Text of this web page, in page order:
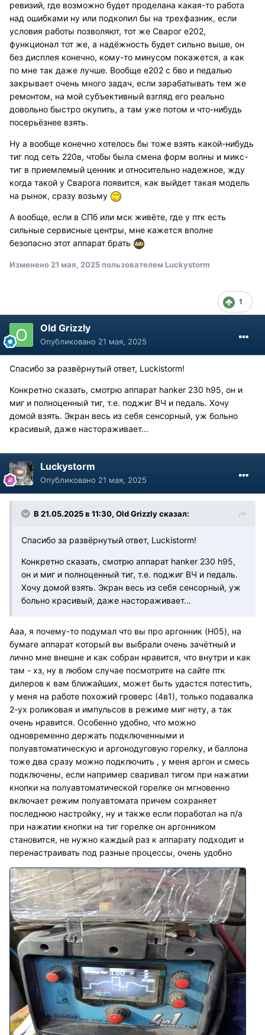
ревизий, где возможно будет проделана какая-то работа
над ошибками ну или подкопил бы на трехфазник, если
условия работы позволяют, тот же Сварог е202,
функционал тот же, а надёжность будет сильно выше, он
без дисплея конечно, кому-то минусом покажется, а как
по мне так даже лучше. Вообще е202 с бво и педалью
закрывает очень много задач, если зарабатывать тем же
ремонтом, на мой субъективный взгляд его реально
довольно быстро окупить, а там уже потом и что-нибудь
посерьёзнее взять.
Ну а вообще конечно хотелось бы тоже взять какой-нибудь
тиг под сеть 220в, чтобы была смена форм волны и микс-
тиг в приемлемый ценник и относительно надежное, жду
когда такой у Сварога появится, как выйдет такая модель
на рынок, сразу возьму
А вообще, если в СПб или мск живёте, где у птк есть
сильные сервисные центры, мне кажется вполне
безопасно этот аппарат брать
Изменено21 мая, 2025пользователем Luckystorm
1
Old Grizzly
Опубликовано 21 мая, 2025
Спасибо за развёрнутый ответ, Luckistorm!
Конкретно сказать, смотрю аппарат hanker 230 h95, он и
миг и полноценный тиг, т.е. поджиг ВЧ и педаль. Хочу
домой взять. Экран весь из себя сенсорный, уж больно
красивый, даже настораживает...
Luckystorm
Опубликовано 21 мая, 2025
В 21.05.2025 в 11:30, Old Grizzlyсказал:
Спасибо за развёрнутый ответ, Luckistorm!
Конкретно сказать, смотрю аппарат hanker 230 h95,
он и миг и полноценный тиг, т.е. поджиг ВЧ и педаль.
Хочу домой взять. Экран весь из себя сенсорный, уж
больно красивый, даже настораживает...
Ааа, я почему-то подумал что вы про аргонник (H05), на
бумаге аппарат который вы выбрали очень зачётный и
лично мне внешне и как собран нравится, что внутри и как
там - хз, ну в любом случае посмотрите на сайте птк
дилеров к вам ближайших, может быть удастся потестить,
у меня на работе похожий гроверс (4в1), только подавалка
2-ух роликовая и импульсов в режиме миг нету, а так
очень нравится. Особенно удобно, что можно
одновременно держать подключенными и
полуавтоматическую и аргонодуговую горелку, и баллона
тоже два сразу можно подключить , у меня аргон и смесь
подключены, если например сваривал тигом при нажатии
кнопки на полуавтоматической горелке он мгновенно
включает режим полуавтомата причем сохраняет
последнюю настройку, ну и также если поработал на п/а
при нажатии кнопки на тиг горелке он аргонником
становится, не нужно каждый раз к аппарату подходит и
перенастраивать под разные процессы, очень удобно